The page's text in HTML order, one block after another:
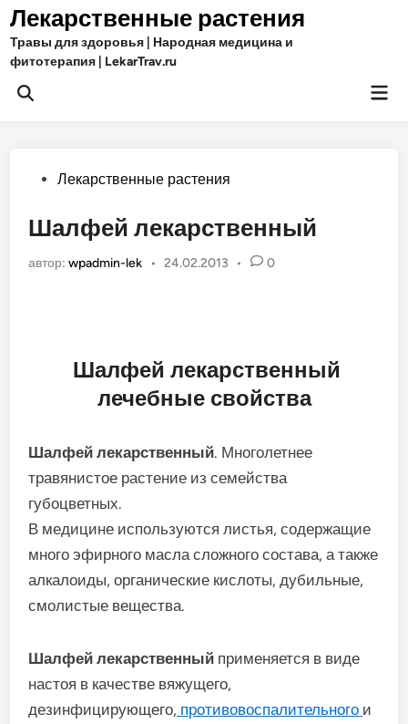
Перейти
содержимому
Лекарственные растения
Травы для здоровья | Народная медицина и
фитотерапия | LekarTrav.ru
Открыть
Опубликовано
Лекарственные растения
Шалфей лекарственный
автор:wpadmin-lek • 24.02.2013 • 0
Шалфей лекарственный
лечебные свойства
Шалфей лекарственный. Многолетнее
травянистое растение из семейства
губоцветных.
В медицине используются листья, содержащие
мно­го эфирного масла сложного состава, а также
алкалоиды, органические кислоты, дубильные,
смолистые ве­щества.
Шалфей лекарственный применяется в виде
настоя в качестве вяжущего,
дезинфицирующего, противовоспалительного и